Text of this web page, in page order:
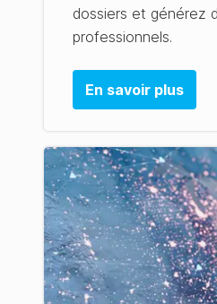
dossiers et générez
professionnels.
En savoir plus